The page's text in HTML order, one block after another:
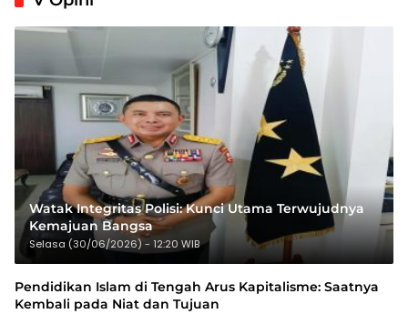
Watak Integritas Polisi: Kunci Utama Terwujudnya
Kemajuan Bangsa
Selasa (30/06/2026) - 12:20 WIB
Pendidikan Islam di Tengah Arus Kapitalisme: Saatnya
Kembali pada Niat dan Tujuan